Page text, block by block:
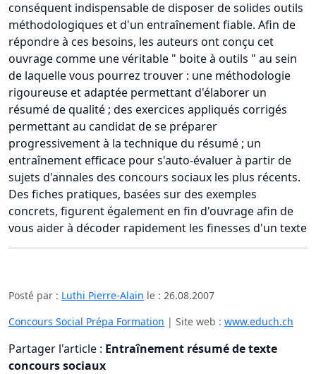
conséquent indispensable de disposer de solides outils
méthodologiques et d'un entraînement fiable. Afin de
répondre à ces besoins, les auteurs ont conçu cet
ouvrage comme une véritable " boite à outils " au sein
de laquelle vous pourrez trouver : une méthodologie
rigoureuse et adaptée permettant d'élaborer un
résumé de qualité ; des exercices appliqués corrigés
permettant au candidat de se préparer
progressivement à la technique du résumé ; un
entraînement efficace pour s'auto-évaluer à partir de
sujets d'annales des concours sociaux les plus récents.
Des fiches pratiques, basées sur des exemples
concrets, figurent également en fin d'ouvrage afin de
vous aider à décoder rapidement les finesses d'un texte
Posté par : Luthi Pierre-Alain le : 26.08.2007
Concours Social Prépa Formation | Site web : www.educh.ch
Partager l'article : Entraînement résumé de texte
concours sociaux